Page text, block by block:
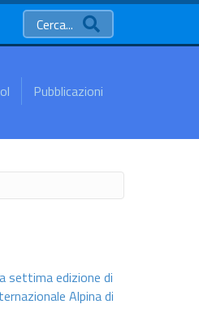
Cerca...
Pubblicazioni
settima edizione di
Alpina di